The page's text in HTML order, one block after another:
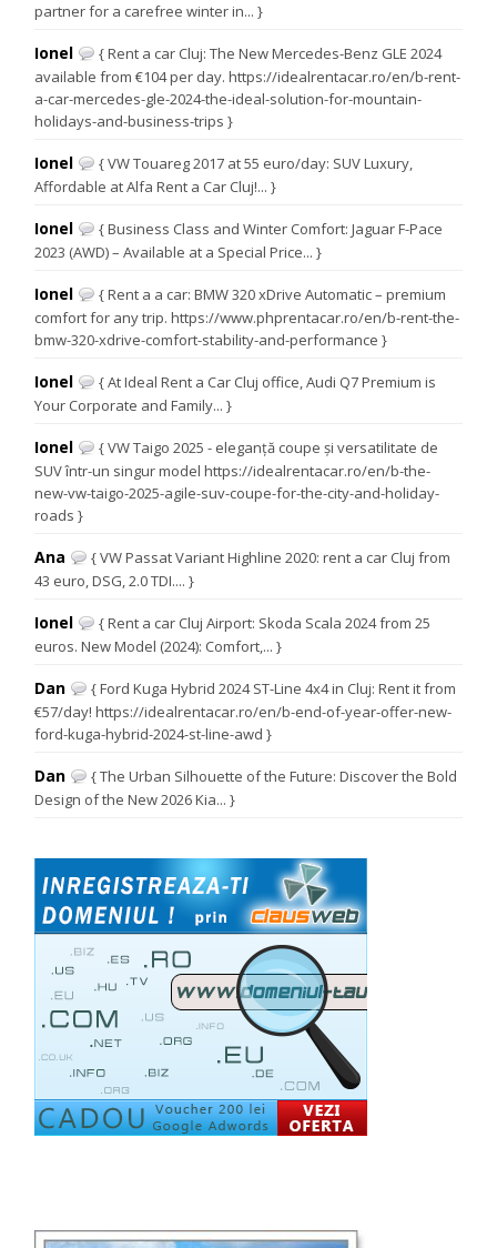
partner for a carefree winter in... }
Ionel
{ Rent a car Cluj: The New Mercedes-Benz GLE 2024
available from €104 per day. https://idealrentacar.ro/en/b-rent-
a-car-mercedes-gle-2024-the-ideal-solution-for-mountain-
holidays-and-business-trips }
Ionel
{ VW Touareg 2017 at 55 euro/day: SUV Luxury,
Affordable at Alfa Rent a Car Cluj!... }
Ionel
{ Business Class and Winter Comfort: Jaguar F-Pace
2023 (AWD) – Available at a Special Price... }
Ionel
{ Rent a a car: BMW 320 xDrive Automatic – premium
comfort for any trip. https://www.phprentacar.ro/en/b-rent-the-
bmw-320-xdrive-comfort-stability-and-performance }
Ionel
{ At Ideal Rent a Car Cluj office, Audi Q7 Premium is
Your Corporate and Family... }
Ionel
{ VW Taigo 2025 - eleganță coupe și versatilitate de
SUV într-un singur model https://idealrentacar.ro/en/b-the-
new-vw-taigo-2025-agile-suv-coupe-for-the-city-and-holiday-
roads }
Ana
{ VW Passat Variant Highline 2020: rent a car Cluj from
43 euro, DSG, 2.0 TDI.... }
Ionel
{ Rent a car Cluj Airport: Skoda Scala 2024 from 25
euros. New Model (2024): Comfort,... }
Dan
{ Ford Kuga Hybrid 2024 ST-Line 4x4 in Cluj: Rent it from
€57/day! https://idealrentacar.ro/en/b-end-of-year-offer-new-
ford-kuga-hybrid-2024-st-line-awd }
Dan
{ The Urban Silhouette of the Future: Discover the Bold
Design of the New 2026 Kia... }